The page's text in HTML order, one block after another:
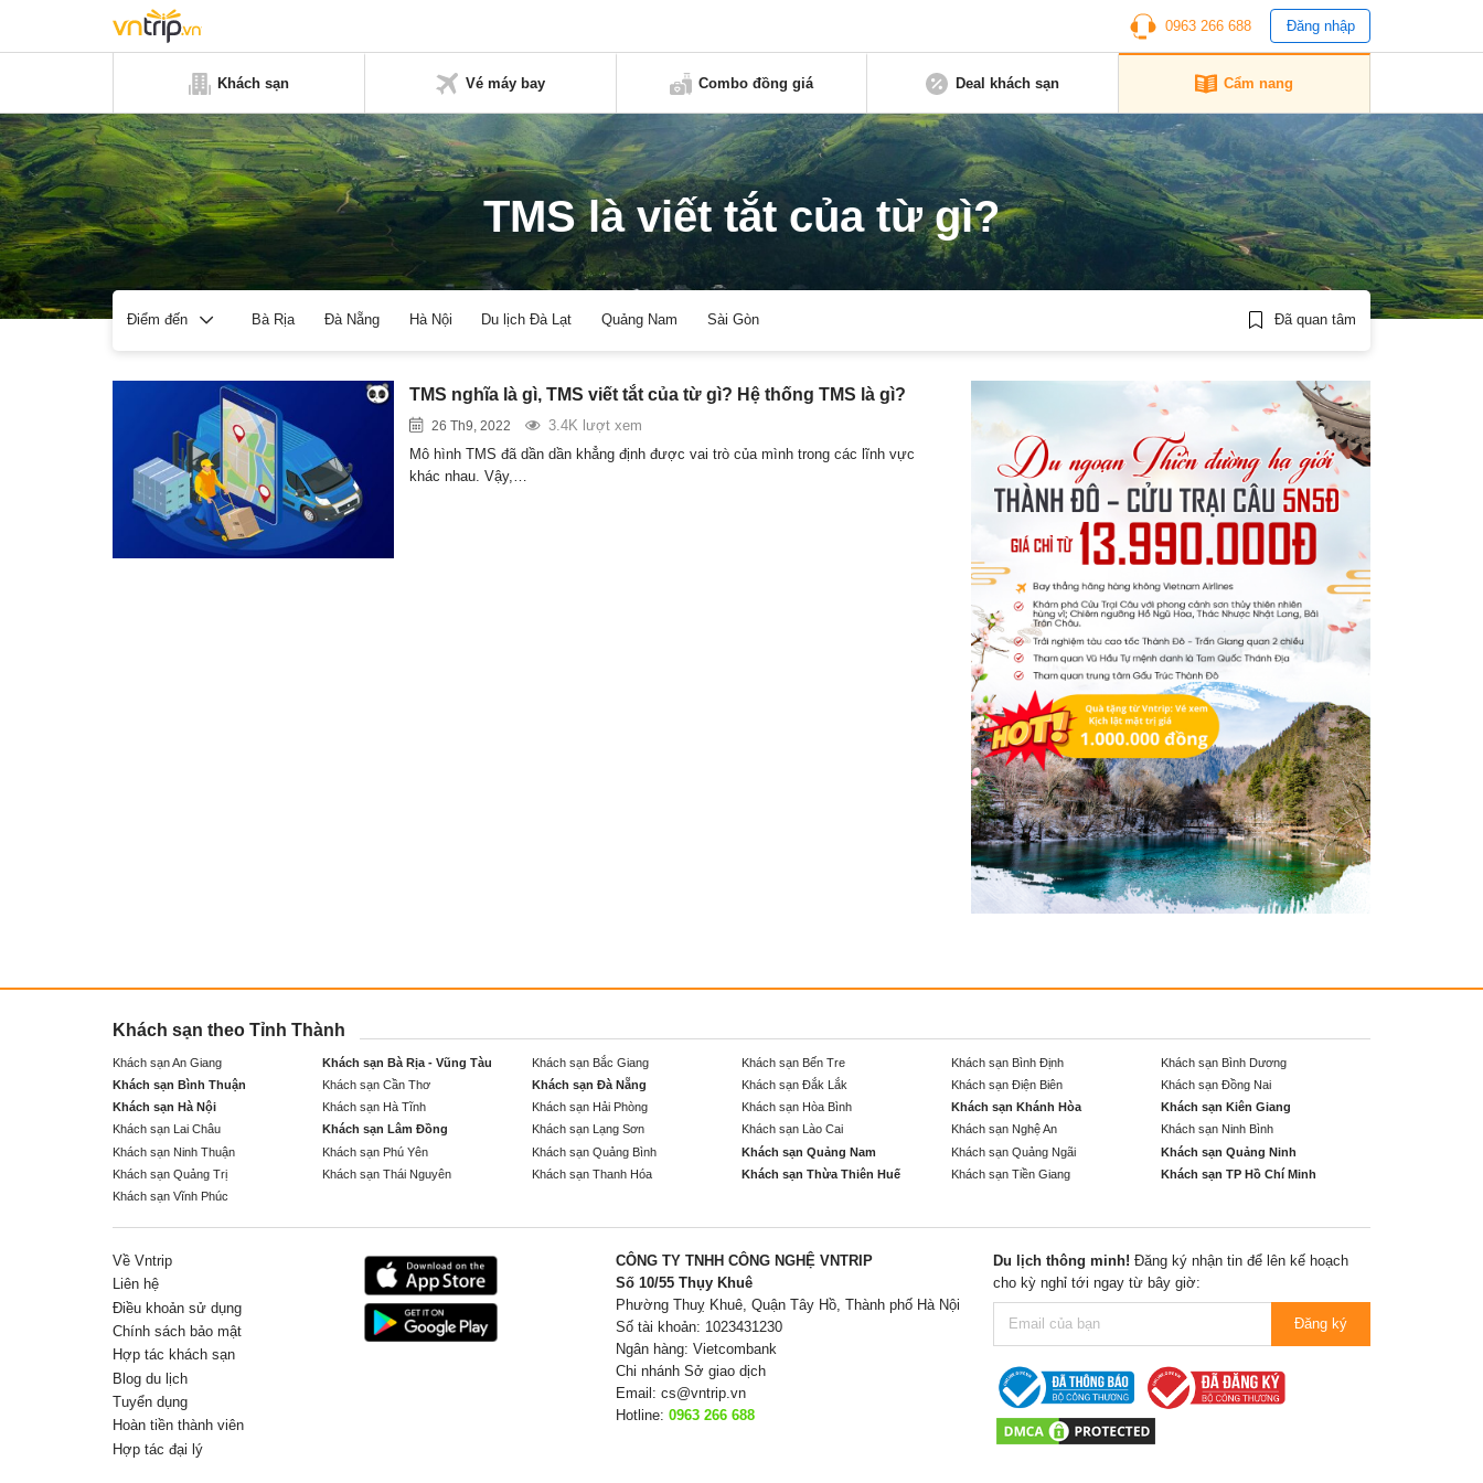
0963 266 688 Đăng nhập
Khách sạn Vé máy bay Combo đồng giá Deal khách sạn Cẩm nang
TMS là viết tắt của từ gì?
Điểm đến Bà Rịa Đà Nẵng Hà Nội Du lịch Đà Lạt Quảng Nam Sài Gòn Đã quan tâm
TMS nghĩa là gì, TMS viết tắt của từ gì? Hệ thống TMS là gì?
26 Th9, 2022
3.4K lượt xem
Mô hình TMS đã dần dần khẳng định được vai trò của mình trong các lĩnh vực
khác nhau. Vậy,…
Khách sạn theo Tỉnh Thành
Khách sạn An Giang Khách sạn Bà Rịa - Vũng Tàu Khách sạn Bắc Giang Khách sạn Bến Tre Khách sạn Bình Định
Khách sạn Bình Dương
Khách sạn Bình Thuận
Khách sạn Cần Thơ Khách sạn Đà Nẵng Khách sạn Đắk Lắk Khách sạn Điện Biên
Khách sạn Đồng Nai
Khách sạn Hà Nội
Khách sạn Hà Tĩnh Khách sạn Hải Phòng Khách sạn Hòa Bình Khách sạn Khánh Hòa
Khách sạn Kiên Giang
Khách sạn Lai Châu
Khách sạn Lâm Đồng Khách sạn Lạng Sơn Khách sạn Lào Cai Khách sạn Nghệ An
Khách sạn Ninh Bình
Khách sạn Ninh Thuận
Khách sạn Phú Yên Khách sạn Quảng Bình Khách sạn Quảng Nam Khách sạn Quảng Ngãi
Khách sạn Quảng Ninh
Khách sạn Quảng Trị
Khách sạn Thái Nguyên Khách sạn Thanh Hóa Khách sạn Thừa Thiên Huế Khách sạn Tiền Giang
Khách sạn TP Hồ Chí Minh
Khách sạn Vĩnh Phúc
Về Vntrip
Liên hệ
Điều khoản sử dụng
Chính sách bảo mật
Hợp tác khách sạn
Blog du lịch
Tuyển dụng
Hoàn tiền thành viên
Hợp tác đại lý
CÔNG TY TNHH CÔNG NGHỆ VNTRIP
Số 10/55 Thụy Khuê
Phường Thuỵ Khuê, Quận Tây Hồ, Thành phố Hà Nội
Số tài khoản: 1023431230
Ngân hàng: Vietcombank
Chi nhánh Sở giao dịch
Email: cs@vntrip.vn
Hotline: 0963 266 688
Du lịch thông minh! Đăng ký nhận tin để lên kế hoạch
cho kỳ nghỉ tới ngay từ bây giờ:
Đăng ký